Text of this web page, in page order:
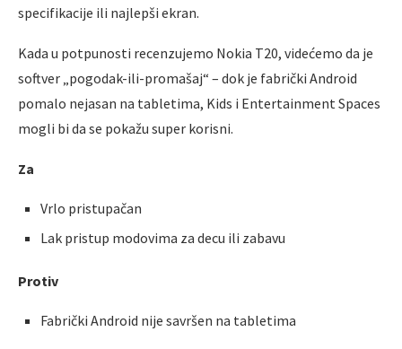
specifikacije ili najlepši ekran.
Kada u potpunosti recenzujemo Nokia T20, videćemo da je
softver „pogodak-ili-promašaj“ – dok je fabrički Android
pomalo nejasan na tabletima, Kids i Entertainment Spaces
mogli bi da se pokažu super korisni.
Za
Vrlo pristupačan
Lak pristup modovima za decu ili zabavu
Protiv
Fabrički Android nije savršen na tabletima